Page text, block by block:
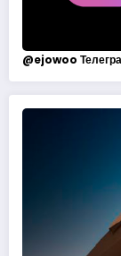
@ejowoo